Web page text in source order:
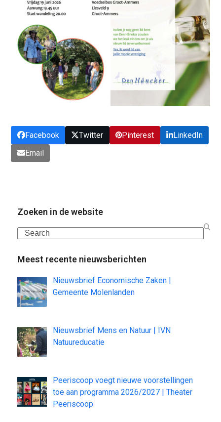
Facebook Twitter Pinterest
LinkedIn
Email
Zoeken in de website
Search
Meest recente nieuwsberichten
Nieuwsbrief Economische Zaken |
Gemeente Molenlanden
Nieuwsbrief Mens en Natuur | IVN
Natuureducatie
Peeriscoop voegt nieuwe voorstellingen
toe aan programma 2026/2027 | Theater
Peeriscoop